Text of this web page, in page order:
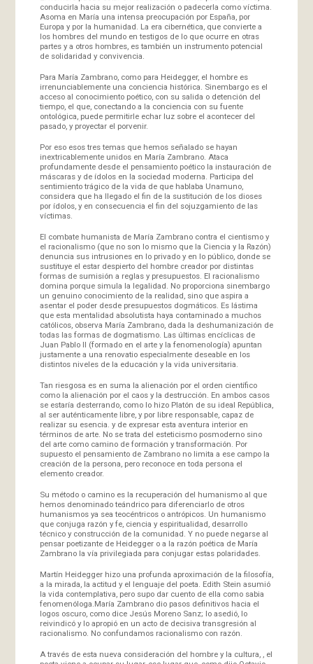
conducirla hacia su mejor realización o padecerla como víctima.
Asoma en María una intensa preocupación por España, por
Europa y por la humanidad. La era cibernética, que convierte a
los hombres del mundo en testigos de lo que ocurre en otras
partes y a otros hombres, es también un instrumento potencial
de solidaridad y convivencia.
Para María Zambrano, como para Heidegger, el hombre es
irrenunciablemente una conciencia histórica. Sinembargo es el
acceso al conocimiento poético, con su salida o detención del
tiempo, el que, conectando a la conciencia con su fuente
ontológica, puede permitirle echar luz sobre el acontecer del
pasado, y proyectar el porvenir.
Por eso esos tres temas que hemos señalado se hayan
inextricablemente unidos en María Zambrano. Ataca
profundamente desde el pensamiento poético la instauración de
máscaras y de ídolos en la sociedad moderna. Participa del
sentimiento trágico de la vida de que hablaba Unamuno,
considera que ha llegado el fin de la sustitución de los dioses
por ídolos, y en consecuencia el fin del sojuzgamiento de las
víctimas.
El combate humanista de María Zambrano contra el cientismo y
el racionalismo (que no son lo mismo que la Ciencia y la Razón)
denuncia sus intrusiones en lo privado y en lo público, donde se
sustituye el estar despierto del hombre creador por distintas
formas de sumisión a reglas y presupuestos. El racionalismo
domina porque simula la legalidad. No proporciona sinembargo
un genuino conocimiento de la realidad, sino que aspira a
asentar el poder desde presupuestos dogmáticos. Es lástima
que esta mentalidad absolutista haya contaminado a muchos
católicos, observa María Zambrano, dada la deshumanización de
todas las formas de dogmatismo. Las últimas encíclicas de
Juan Pablo II (formado en el arte y la fenomenología) apuntan
justamente a una renovatio especialmente deseable en los
distintos niveles de la educación y la vida universitaria.
Tan riesgosa es en suma la alienación por el orden científico
como la alienación por el caos y la destrucción. En ambos casos
se estaría desterrando, como lo hizo Platón de su ideal República,
al ser auténticamente libre, y por libre responsable, capaz de
realizar su esencia. y de expresar esta aventura interior en
términos de arte. No se trata del esteticismo posmoderno sino
del arte como camino de formación y transformación. Por
supuesto el pensamiento de Zambrano no limita a ese campo la
creación de la persona, pero reconoce en toda persona el
elemento creador.
Su método o camino es la recuperación del humanismo al que
hemos denominado teándrico para diferenciarlo de otros
humanismos ya sea teocéntricos o antrópicos. Un humanismo
que conjuga razón y fe, ciencia y espiritualidad, desarrollo
técnico y construcción de la comunidad. Y no puede negarse al
pensar poetizante de Heidegger o a la razón poética de María
Zambrano la vía privilegiada para conjugar estas polaridades.
Martín Heidegger hizo una profunda aproximación de la filosofía,
a la mirada, la actitud y el lenguaje del poeta. Edith Stein asumió
la vida contemplativa, pero supo dar cuento de ella como sabia
fenomenóloga.María Zambrano dio pasos definitivos hacia el
logos oscuro, como dice Jesús Moreno Sanz; lo asedió, lo
reivindicó y lo apropió en un acto de decisiva transgresión al
racionalismo. No confundamos racionalismo con razón.
A través de esta nueva consideración del hombre y la cultura, , el